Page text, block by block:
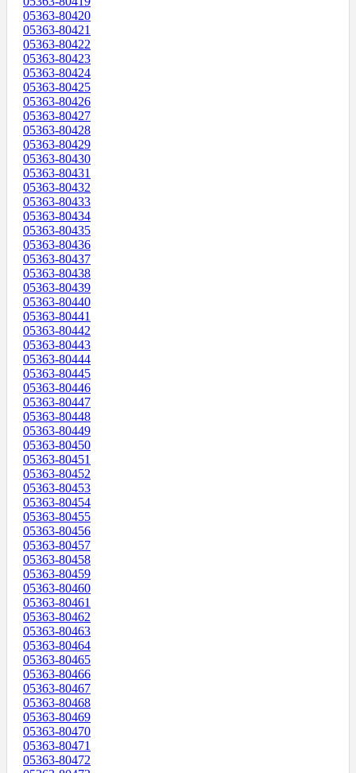
05363-80420
05363-80421
05363-80422
05363-80423
05363-80424
05363-80425
05363-80426
05363-80427
05363-80428
05363-80429
05363-80430
05363-80431
05363-80432
05363-80433
05363-80434
05363-80435
05363-80436
05363-80437
05363-80438
05363-80439
05363-80440
05363-80441
05363-80442
05363-80443
05363-80444
05363-80445
05363-80446
05363-80447
05363-80448
05363-80449
05363-80450
05363-80451
05363-80452
05363-80453
05363-80454
05363-80455
05363-80456
05363-80457
05363-80458
05363-80459
05363-80460
05363-80461
05363-80462
05363-80463
05363-80464
05363-80465
05363-80466
05363-80467
05363-80468
05363-80469
05363-80470
05363-80471
05363-80472